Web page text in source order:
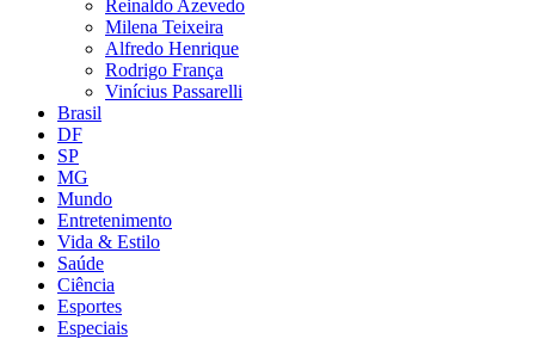
Reinaldo Azevedo
Milena Teixeira
Alfredo Henrique
Rodrigo França
Vinícius Passarelli
Brasil
DF
SP
MG
Mundo
Entretenimento
Vida & Estilo
Saúde
Ciência
Esportes
Especiais